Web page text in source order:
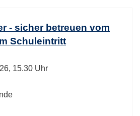
- sicher betreuen vom
Schuleintritt
15.30 Uhr